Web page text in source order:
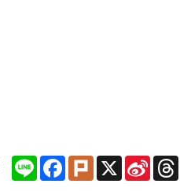
Line Facebook
Plurk X
Sina